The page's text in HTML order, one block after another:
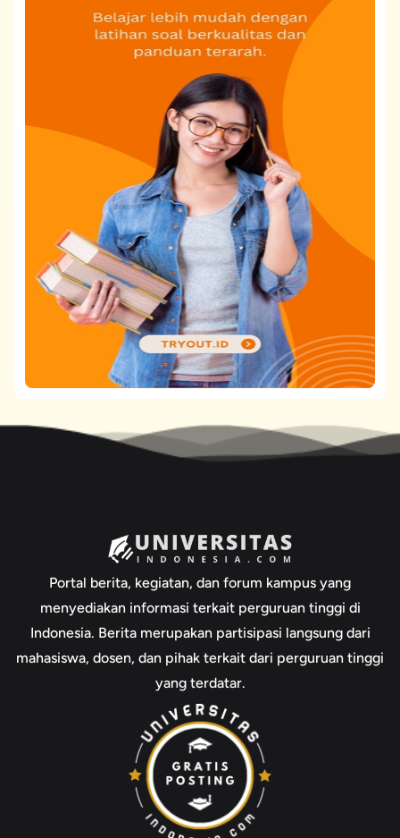
Portal berita, kegiatan, dan forum kampus yang
menyediakan informasi terkait perguruan tinggi di
Indonesia. Berita merupakan partisipasi langsung dari
mahasiswa, dosen, dan pihak terkait dari perguruan tinggi
yang terdatar.